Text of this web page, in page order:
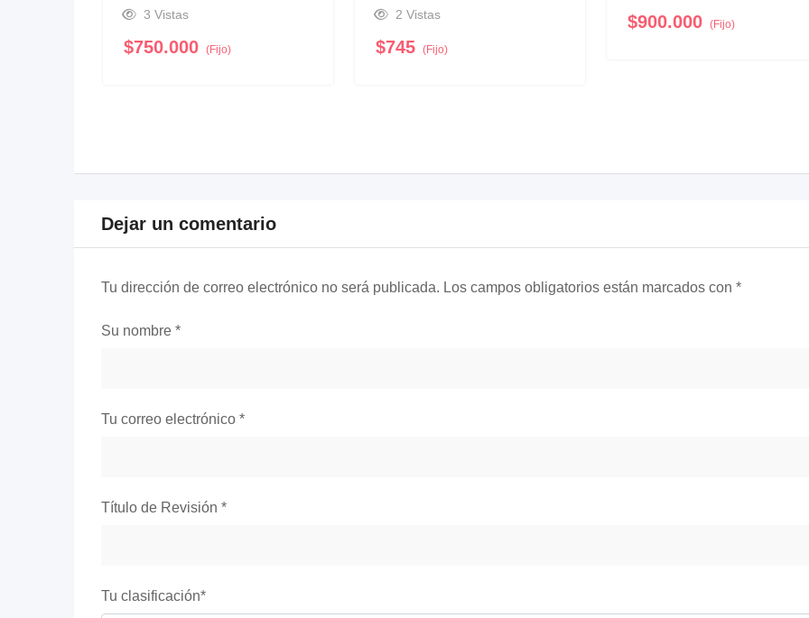
3 Vistas
$750.000 (Fijo)
2 Vistas
$745 (Fijo)
$900.000 (Fijo)
Dejar un comentario
Tu dirección de correo electrónico no será publicada. Los campos obligatorios están marcados con *
Su nombre *
Tu correo electrónico *
Título de Revisión *
Tu clasificación*